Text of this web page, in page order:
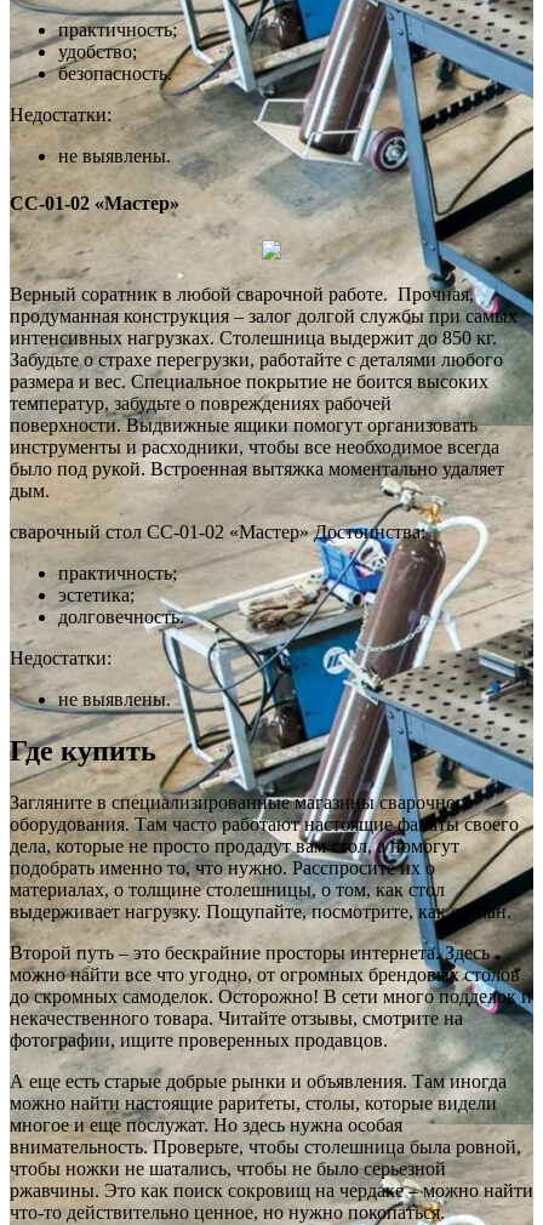
практичность;
удобство;
безопасность.
Недостатки:
не выявлены.
СС-01-02 «Мастер»
Верный соратник в любой сварочной работе. Прочная,
продуманная конструкция – залог долгой службы при самых
интенсивных нагрузках. Столешница выдержит до 850 кг.
Забудьте о страхе перегрузки, работайте с деталями любого
размера и вес. Специальное покрытие не боится высоких
температур, забудьте о повреждениях рабочей
поверхности. Выдвижные ящики помогут организовать
инструменты и расходники, чтобы все необходимое всегда
было под рукой. Встроенная вытяжка моментально удаляет
дым.
сварочный стол СС-01-02 «Мастер» Достоинства:
практичность;
эстетика;
долговечность.
Недостатки:
не выявлены.
Где купить
Загляните в специализированные магазины сварочного
оборудования. Там часто работают настоящие фанаты своего
дела, которые не просто продадут вам стол, а помогут
подобрать именно то, что нужно. Расспросите их о
материалах, о толщине столешницы, о том, как стол
выдерживает нагрузку. Пощупайте, посмотрите, как сделан.
Второй путь – это бескрайние просторы интернета. Здесь
можно найти все что угодно, от огромных брендовых столов
до скромных самоделок. Осторожно! В сети много подделок и
некачественного товара. Читайте отзывы, смотрите на
фотографии, ищите проверенных продавцов.
А еще есть старые добрые рынки и объявления. Там иногда
можно найти настоящие раритеты, столы, которые видели
многое и еще послужат. Но здесь нужна особая
внимательность. Проверьте, чтобы столешница была ровной,
чтобы ножки не шатались, чтобы не было серьезной
ржавчины. Это как поиск сокровищ на чердаке – можно найти
что-то действительно ценное, но нужно покопаться.